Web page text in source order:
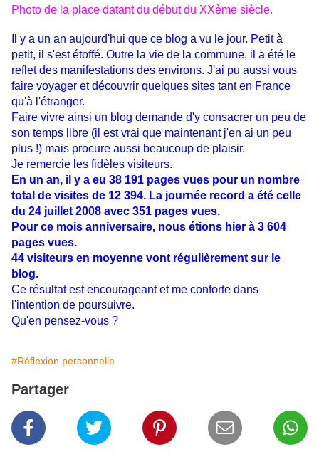
Photo de la place datant du début du XXème siècle.
Il y a un an aujourd'hui que ce blog a vu le jour. Petit à
petit, il s'est étoffé. Outre la vie de la commune, il a été le
reflet des manifestations des environs. J'ai pu aussi vous
faire voyager et découvrir quelques sites tant en France
qu'à l'étranger.
Faire vivre ainsi un blog demande d'y consacrer un peu de
son temps libre (il est vrai que maintenant j'en ai un peu
plus !) mais procure aussi beaucoup de plaisir.
Je remercie les fidèles visiteurs.
En un an, il y a eu 38 191 pages vues pour un nombre
total de visites de 12 394. La journée record a été celle
du 24 juillet 2008 avec 351 pages vues.
Pour ce mois anniversaire, nous étions hier à 3 604
pages vues.
44 visiteurs en moyenne vont régulièrement sur le
blog.
Ce résultat est encourageant et me conforte dans
l'intention de poursuivre.
Qu'en pensez-vous ?
#Réflexion personnelle
Partager